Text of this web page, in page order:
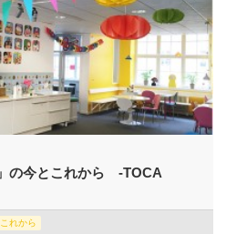
の今とこれから -TOCA
れから